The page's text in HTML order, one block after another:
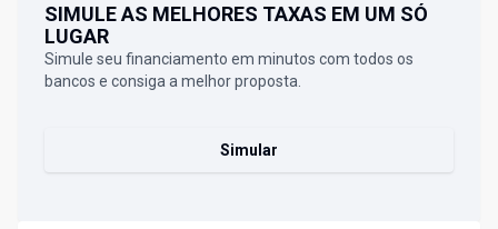
SIMULE AS MELHORES TAXAS EM UM SÓ
LUGAR
Simule seu financiamento em minutos com todos os
bancos e consiga a melhor proposta.
Simular